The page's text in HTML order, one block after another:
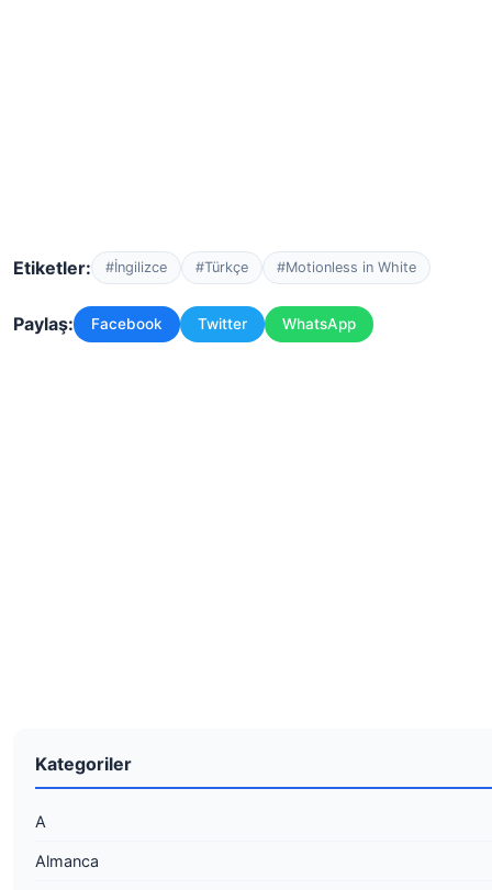
Etiketler: #İngilizce #Türkçe #Motionless in White
Paylaş: Facebook Twitter WhatsApp
Kategoriler
A
Almanca